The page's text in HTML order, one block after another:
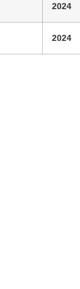
2024
2024